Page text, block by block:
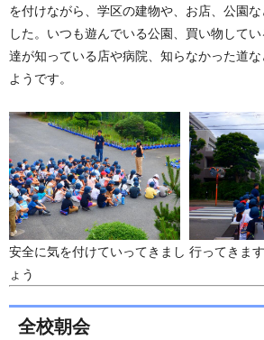
を付けながら、学区の建物や、お店、公園
した。いつも遊んでいる公園、買い物して
達が知っている店や病院、知らなかった道
ようです。
安全に気を付けていってきまし
ょう
行ってきます
全校朝会